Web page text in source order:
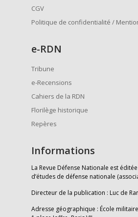
CGV
Politique de confidentialité /
e-RDN
Tribune
e-Recensions
Cahiers de la RDN
Florilège historique
Repères
Informations
La Revue Défense Nationale est
d’études de défense nationale
Directeur de la publication : Luc de
Adresse géographique : École